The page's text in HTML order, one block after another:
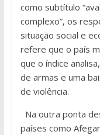
como subtítulo
complexo”, os
situação social e
refere que o país
que o índice
de armas e uma
de violência.
Na outra ponta
países como